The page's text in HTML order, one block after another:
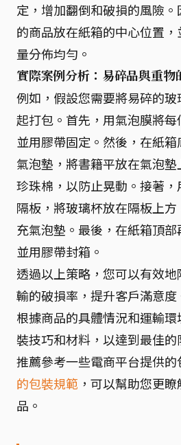
定，增加翻倒和破損的風險
的商品放在紙箱的中心位置
量分佈均勻。
實際案例分析：易碎品與重物
例如，假設您需要將易碎的
起打包。首先，用氣泡膜將每
並用膠帶固定。然後，在紙
氣泡墊，將書籍平放在氣泡
珍珠棉，以防止晃動。接著
隔板，將玻璃杯放在隔板上
充氣泡墊。最後，在紙箱頂部
並用膠帶封箱。
透過以上策略，您可以有效
輸的破損率，提升客戶滿意
根據商品的具體情況和運輸
裝技巧和材料，以達到最佳
推薦參考一些電商平台提供
的包裝規範 ，可以幫助您更
品。